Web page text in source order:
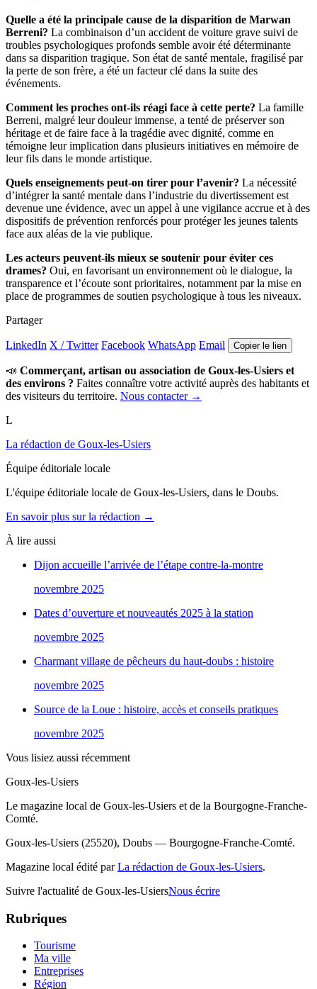
Quelle a été la principale cause de la disparition de Marwan
Berreni? La combinaison d’un accident de voiture grave suivi de
troubles psychologiques profonds semble avoir été déterminante
dans sa disparition tragique. Son état de santé mentale, fragilisé par
la perte de son frère, a été un facteur clé dans la suite des
événements.
Comment les proches ont-ils réagi face à cette perte? La famille
Berreni, malgré leur douleur immense, a tenté de préserver son
héritage et de faire face à la tragédie avec dignité, comme en
témoigne leur implication dans plusieurs initiatives en mémoire de
leur fils dans le monde artistique.
Quels enseignements peut-on tirer pour l’avenir? La nécessité
d’intégrer la santé mentale dans l’industrie du divertissement est
devenue une évidence, avec un appel à une vigilance accrue et à des
dispositifs de prévention renforcés pour protéger les jeunes talents
face aux aléas de la vie publique.
Les acteurs peuvent-ils mieux se soutenir pour éviter ces
drames? Oui, en favorisant un environnement où le dialogue, la
transparence et l’écoute sont prioritaires, notamment par la mise en
place de programmes de soutien psychologique à tous les niveaux.
Partager
LinkedIn X / Twitter Facebook WhatsApp Email Copier le lien
📣 Commerçant, artisan ou association de Goux-les-Usiers et
des environs ? Faites connaître votre activité auprès des habitants et
des visiteurs du territoire. Nous contacter →
L
La rédaction de Goux-les-Usiers
Équipe éditoriale locale
L'équipe éditoriale locale de Goux-les-Usiers, dans le Doubs.
En savoir plus sur la rédaction →
À lire aussi
Dijon accueille l’arrivée de l’étape contre-la-montre
novembre 2025
Dates d’ouverture et nouveautés 2025 à la station
novembre 2025
Charmant village de pêcheurs du haut-doubs : histoire
novembre 2025
Source de la Loue : histoire, accès et conseils pratiques
novembre 2025
Vous lisiez aussi récemment
Goux-les-Usiers
Le magazine local de Goux-les-Usiers et de la Bourgogne-Franche-
Comté.
Goux-les-Usiers (25520), Doubs — Bourgogne-Franche-Comté.
Magazine local édité parLa rédaction de Goux-les-Usiers.
Suivre l'actualité de Goux-les-UsiersNous écrire
Rubriques
Tourisme
Ma ville
Entreprises
Région